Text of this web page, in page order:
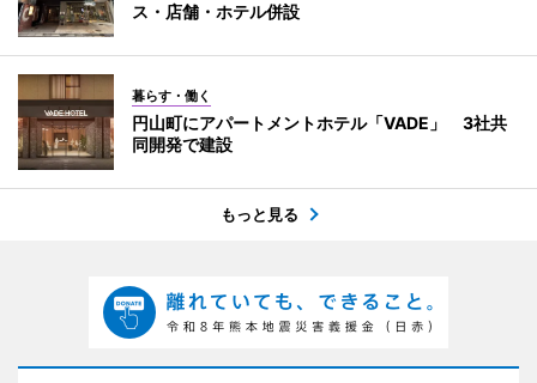
ス・店舗・ホテル併設
暮らす・働く
円山町にアパートメントホテル「VADE」 3社共
同開発で建設
もっと見る